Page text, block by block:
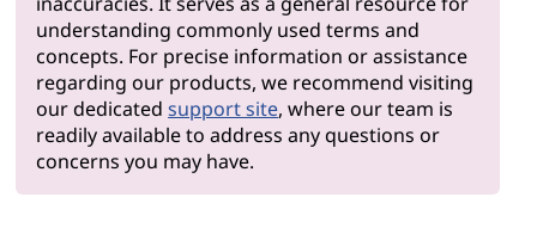
understanding commonly used terms and
concepts. For precise information or assistance
regarding our products, we recommend visiting
our dedicatedsupport site, where our team is
readily available to address any questions or
concerns you may have.